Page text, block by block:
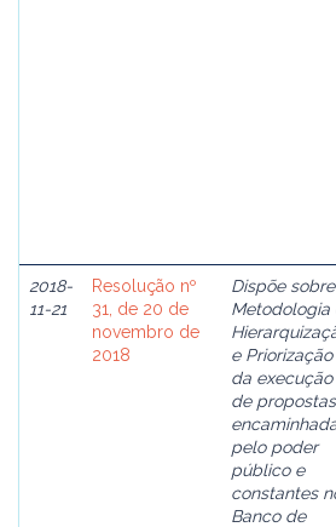
2018-
11-21
Resolução nº
31, de 20 de
novembro de
2018
Dispõe sobre
Metodologia
e Priorização
da execução
de propostas
pelo poder
público e
constantes
Banco de